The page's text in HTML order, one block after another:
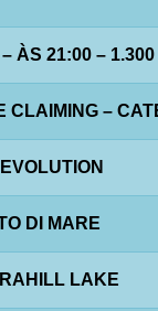
ÀS 21:00 –
CLAIMING –
DI MARE
LAKE